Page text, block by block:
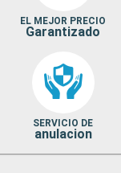
EL MEJOR PRECIO
Garantizado
SERVICIO DE
anulacion